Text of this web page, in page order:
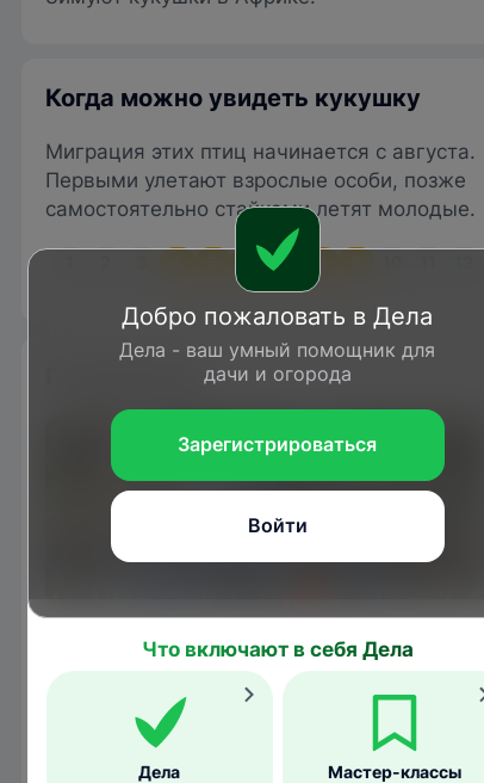
Когда можно увидеть кукушку
Миграция этих птиц начинается с августа.
Первыми улетают взрослые особи, позже
самостоятельно стайками летят молодые.
7
Птенец кукушки
Добро пожаловать в Дела
Дела - ваш умный помощник для
дачи и огорода
Зарегистрироваться
Войти
Что включают в себя Дела
Дела Мастер-классы